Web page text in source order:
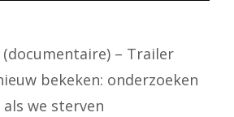
(documentaire) – Trailer
bekeken: onderzoeken
we sterven